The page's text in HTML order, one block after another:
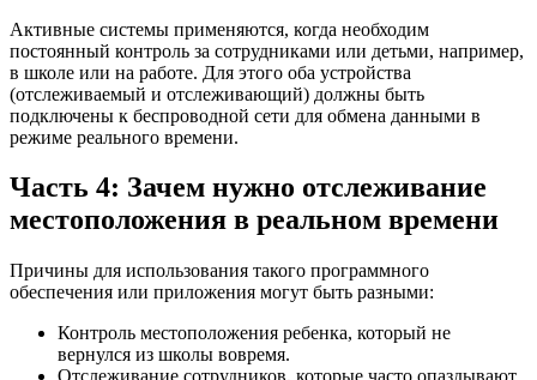
Активные системы применяются, когда необходим
постоянный контроль за сотрудниками или детьми, например,
в школе или на работе. Для этого оба устройства
(отслеживаемый и отслеживающий) должны быть
подключены к беспроводной сети для обмена данными в
режиме реального времени.
Часть 4: Зачем нужно отслеживание
местоположения в реальном времени
Причины для использования такого программного
обеспечения или приложения могут быть разными:
Контроль местоположения ребенка, который не
вернулся из школы вовремя.